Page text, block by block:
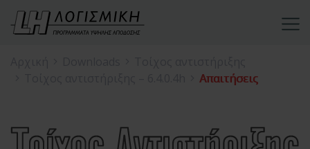
Απαιτήσεις